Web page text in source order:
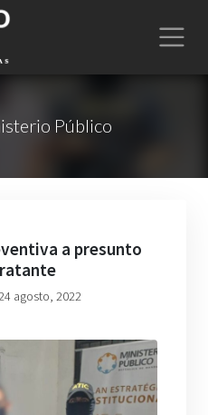
Público
a presunto
agosto, 2022